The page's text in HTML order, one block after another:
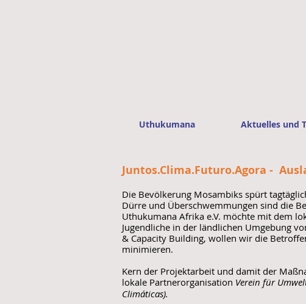
Uthukumana Aktuelles und
Juntos.Clima.Futuro.Agora -
Die Bevölkerung Mosambiks spürt
Dürre und Überschwemmungen sind die
Uthukumana Afrika e.V. möchte mit dem
Jugendliche in der ländlichen Umgebung
& Capacity Building, wollen wir die
minimieren.
Kern der Projektarbeit und damit der
lokale Partnerorganisation Verein für
Climáticas).